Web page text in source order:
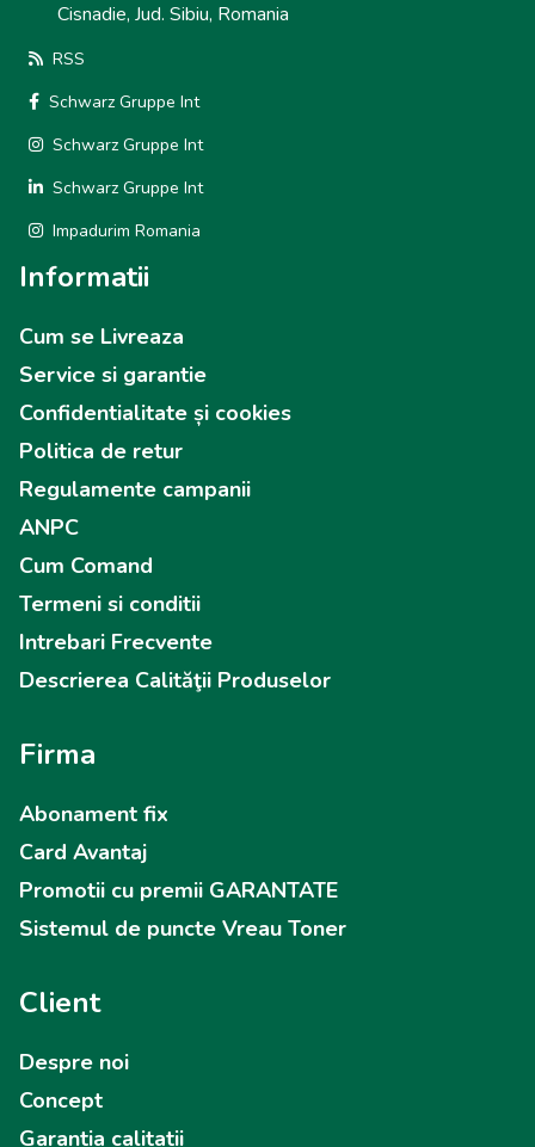
Cisnadie, Jud. Sibiu, Romania
RSS
Schwarz Gruppe Int
Schwarz Gruppe Int
Schwarz Gruppe Int
Impadurim Romania
Informatii
Cum se Livreaza
Service si garantie
Confidentialitate și cookies
Politica de retur
Regulamente campanii
ANPC
Cum Comand
Termeni si conditii
Intrebari Frecvente
Descrierea Calităţii Produselor
Firma
Abonament fix
Card Avantaj
Promotii cu premii GARANTATE
Sistemul de puncte Vreau Toner
Client
Despre noi
Concept
Garantia calitatii